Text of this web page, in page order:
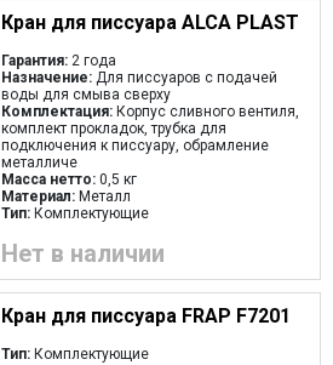
Кран для писсуара ALCA PLAST
Гарантия: 2 года
Назначение: Для писсуаров с подачей
воды для смыва сверху
Комплектация: Корпус сливного вентиля,
комплект прокладок, трубка для
подключения к писсуару, обрамление
металличе
Масса нетто: 0,5 кг
Материал: Металл
Тип: Комплектующие
Нет в наличии
Кран для писсуара FRAP F7201
Тип: Комплектующие